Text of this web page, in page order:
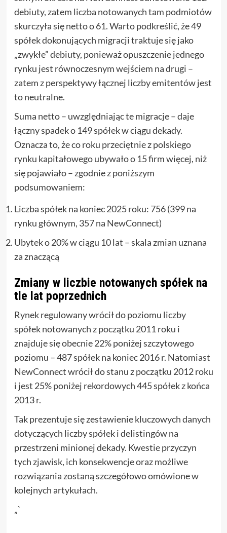
debiuty, zatem liczba notowanych tam podmiotów
skurczyła się netto o 61. Warto podkreślić, że 49
spółek dokonujących migracji traktuje się jako
„zwykłe” debiuty, ponieważ opuszczenie jednego
rynku jest równoczesnym wejściem na drugi –
zatem z perspektywy łącznej liczby emitentów jest
to neutralne.
Suma netto – uwzględniając te migracje – daje
łączny spadek o 149 spółek w ciągu dekady.
Oznacza to, że co roku przeciętnie z polskiego
rynku kapitałowego ubywało o 15 firm więcej, niż
się pojawiało – zgodnie z poniższym
podsumowaniem:
Liczba spółek na koniec 2025 roku: 756 (399 na
rynku głównym, 357 na NewConnect)
Ubytek o 20% w ciągu 10 lat – skala zmian uznana
za znaczącą
Zmiany w liczbie notowanych spółek na
tle lat poprzednich
Rynek regulowany wrócił do poziomu liczby
spółek notowanych z początku 2011 roku i
znajduje się obecnie 22% poniżej szczytowego
poziomu – 487 spółek na koniec 2016 r. Natomiast
NewConnect wrócił do stanu z początku 2012 roku
i jest 25% poniżej rekordowych 445 spółek z końca
2013 r.
Tak prezentuje się zestawienie kluczowych danych
dotyczących liczby spółek i delistingów na
przestrzeni minionej dekady. Kwestie przyczyn
tych zjawisk, ich konsekwencje oraz możliwe
rozwiązania zostaną szczegółowo omówione w
kolejnych artykułach.
„`